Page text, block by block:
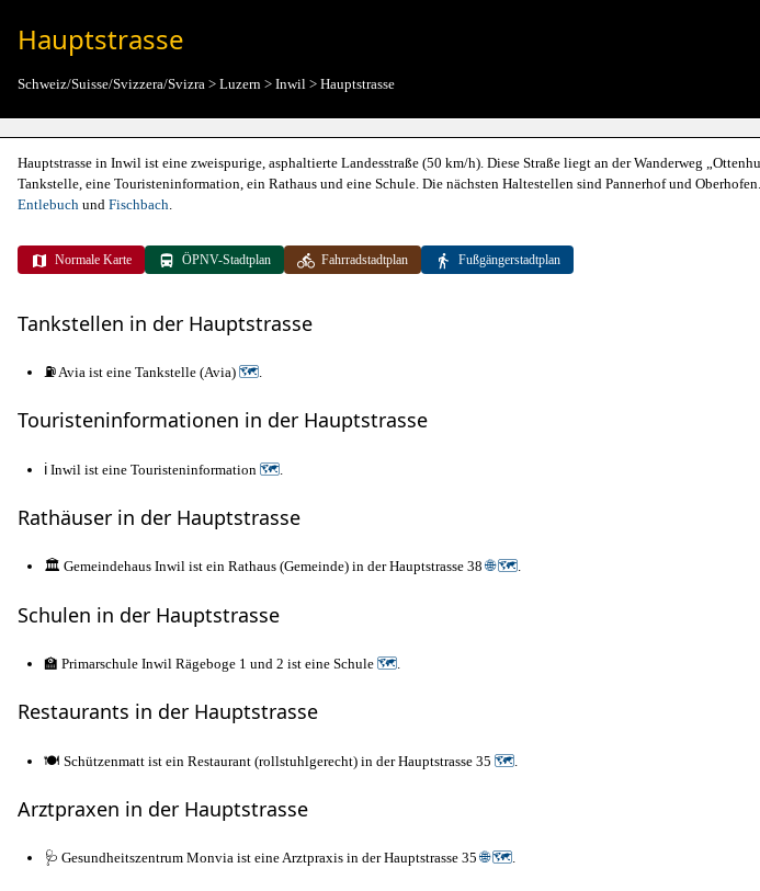
Hauptstrasse
Schweiz/Suisse/Svizzera/Svizra > Luzern > Inwil > Hauptstrasse
Hauptstrasse in Inwil ist eine zweispurige, asphaltierte Landesstraße (50 km/h). Diese Straße liegt an der Wanderweg
Tankstelle, eine Touristeninformation, ein Rathaus und eine Schule. Die nächsten Haltestellen sind Pannerhof und
Entlebuch und Fischbach.
Normale Karte ÖPNV-Stadtplan Fahrradstadtplan Fußgängerstadtplan
Tankstellen in der Hauptstrasse
⛽ Avia ist eine Tankstelle (Avia) 🗺.
Touristeninformationen in der Hauptstrasse
ℹ️ Inwil ist eine Touristeninformation 🗺
Rathäuser in der Hauptstrasse
🏛️ Gemeindehaus Inwil ist ein Rathaus (Gemeinde) in der Hauptstrasse 38🌐 🗺.
Schulen in der Hauptstrasse
🏫 Primarschule Inwil Rägeboge 1 und 2 ist eine Schule 🗺.
Restaurants in der Hauptstrasse
🍽️ Schützenmatt ist ein Restaurant (rollstuhlgerecht) in der Hauptstrasse 35 🗺
Arztpraxen in der Hauptstrasse
🩺 Gesundheitszentrum Monvia ist eine Arztpraxis in der Hauptstrasse 35🌐 🗺.